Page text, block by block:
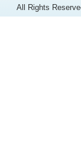
All Rights